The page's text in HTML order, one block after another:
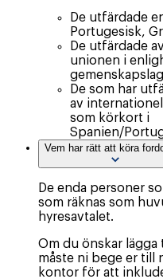
De utfärdade
Portugesisk,
De utfärdade
unionen i
De som har
av
som körkort i
Spanien/
Vem har rätt att köra
De enda personer
som räknas som
hyresavtalet.
Om du önskar
måste ni bege er till
kontor för att